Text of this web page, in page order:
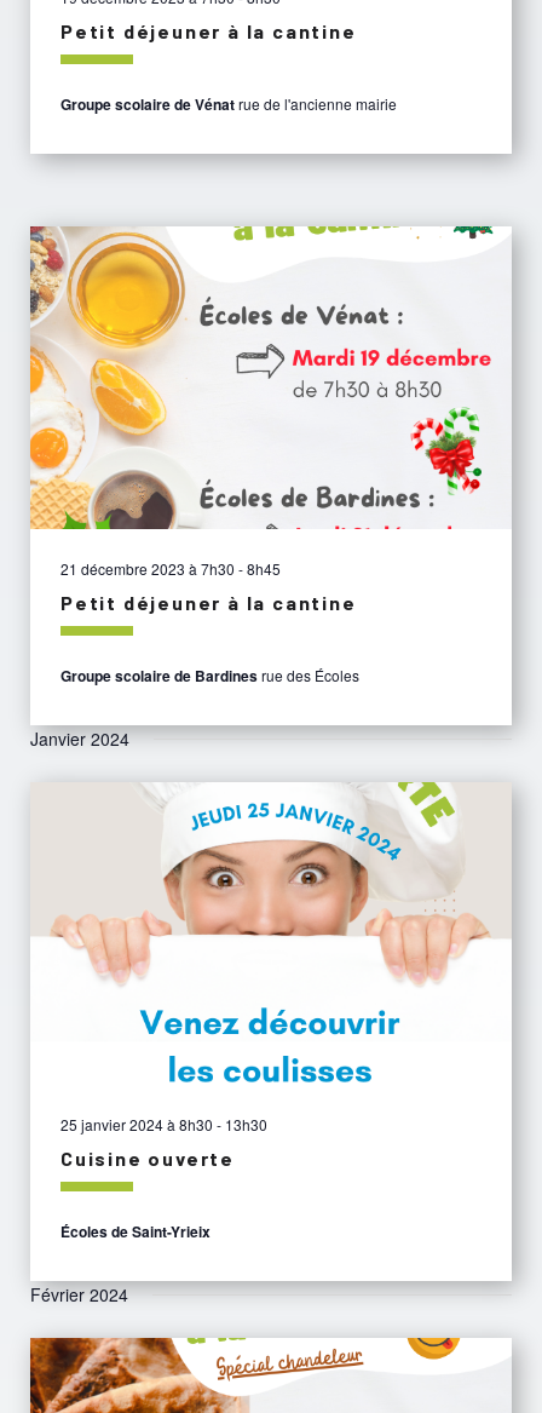
Petit déjeuner à la cantine
Groupe scolaire de Vénatrue de l'ancienne mairie
21 décembre 2023 à 7h30 -8h45
Petit déjeuner à la cantine
Groupe scolaire de Bardinesrue des Écoles
Janvier 2024
25 janvier 2024 à 8h30 - 13h30
Cuisine ouverte
Écoles de Saint-Yrieix
Février 2024